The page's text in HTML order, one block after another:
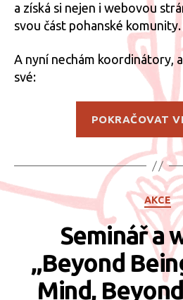
a získá si nejen i webovou
svou část pohanské komunity.
A nyní nechám koordinátory,
své:
POKRAČOVAT
AKCE
Seminář a
„Beyond
Mind,